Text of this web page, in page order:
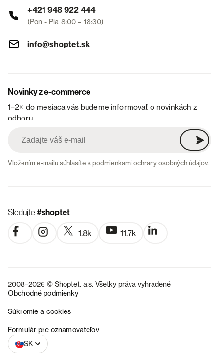
+421 948 922 444
(Pon - Pia 8:00 – 18:30)
info@shoptet.sk
Novinky z e-commerce
1–2× do mesiaca vás budeme informovať o novinkách z
odboru
Vložením e-mailu súhlasíte spodmienkami ochrany osobných údajov.
Sledujte#shoptet
1.8k 11.7k
2008–2026 © Shoptet, a.s. Všetky práva vyhradené
Obchodné podmienky
Súkromie a cookies
Formulár pre oznamovateľov
SK